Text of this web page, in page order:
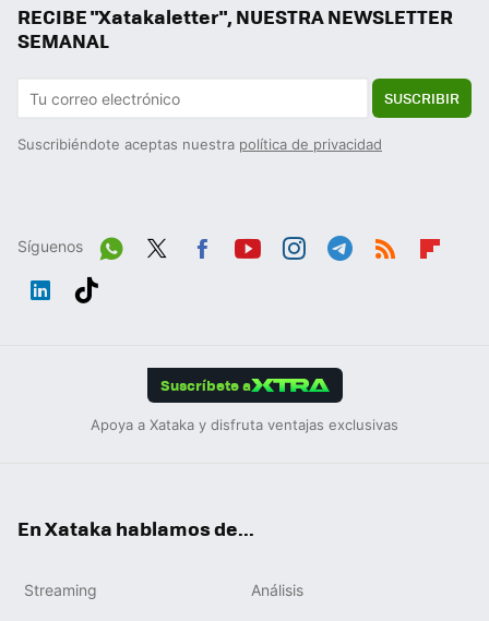
RECIBE "Xatakaletter", NUESTRA NEWSLETTER
SEMANAL
SUSCRIBIR
Suscribiéndote aceptas nuestra política de privacidad
Síguenos
Wh
Suscríbete a
Apoya a Xataka y disfruta ventajas exclusivas
En Xataka hablamos de...
Streaming Análisis